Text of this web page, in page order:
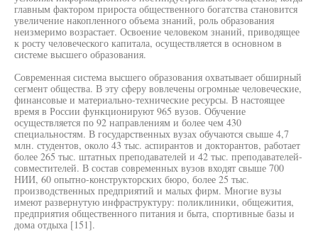
главным фактором прироста общественного богатства становится
увеличение накопленного объема знаний, роль образования
неизмеримо возрастает. Освоение человеком знаний, приводящее
к росту человеческого капитала, осуществляется в основном в
системе высшего образования.
Современная система высшего образования охватывает обширный
сегмент общества. В эту сферу вовлечены огромные человеческие,
финансовые и материально-технические ресурсы. В настоящее
время в России функционируют 965 вузов. Обучение
осуществляется по 92 направлениям и более чем 430
специальностям. В государственных вузах обучаются свыше 4,7
млн. студентов, около 43 тыс. аспирантов и докторантов, работает
более 265 тыс. штатных преподавателей и 42 тыс. преподавателей-
совместителей. В состав современных вузов входят свыше 700
НИИ, 60 опытно-конструкторских бюро, более 25 тыс.
производственных предприятий и малых фирм. Многие вузы
имеют развернутую инфраструктуру: поликлиники, общежития,
предприятия общественного питания и быта, спортивные базы и
дома отдыха [151].